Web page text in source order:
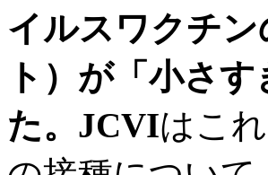
イルスワクチ
ト）が「小さ
た。JCVIはこ